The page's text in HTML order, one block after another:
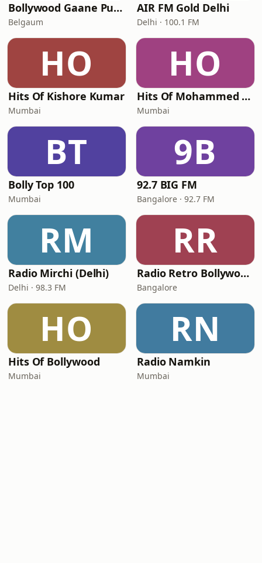
Bollywood Gaane Purane
Belgaum
AIR FM Gold Delhi
Delhi · 100.1 FM
HO
Hits Of Kishore Kumar
Mumbai
HO
Hits Of Mohammed Rafi
Mumbai
BT
Bolly Top 100
Mumbai
9B
92.7 BIG FM
Bangalore · 92.7 FM
RM
Radio Mirchi (Delhi)
Delhi · 98.3 FM
RR
Radio Retro Bollywood - Retro Bollywood 90's
Bangalore
HO
Hits Of Bollywood
Mumbai
RN
Radio Namkin
Mumbai